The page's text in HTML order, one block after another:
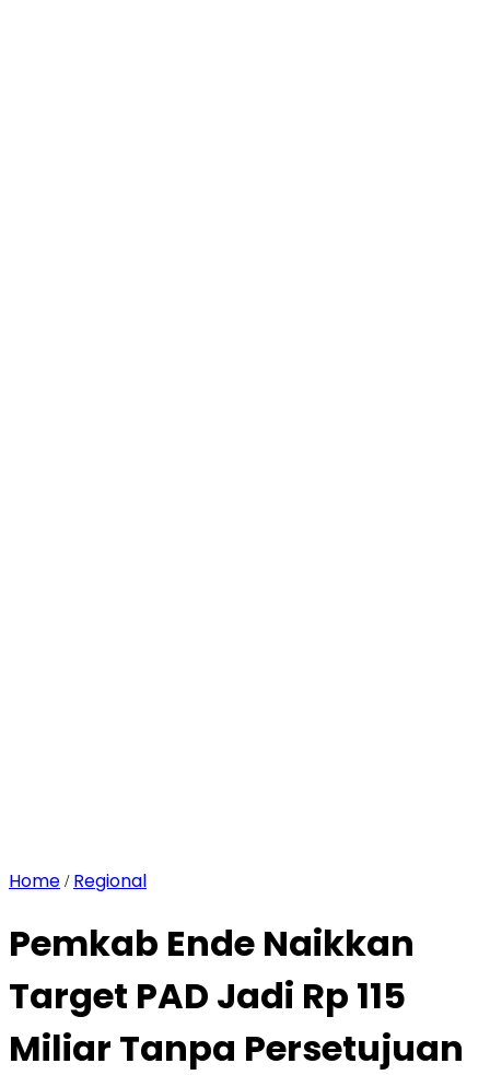
Home / Regional
Pemkab Ende Naikkan
Target PAD Jadi Rp 115
Miliar Tanpa Persetujuan